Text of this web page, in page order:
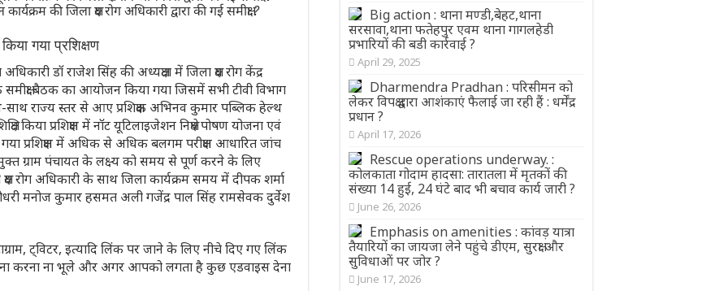
की जिला क्षय रोग अधिकारी द्वारा की गई समीक्षा ?
गया प्रशिक्षण
अधिकारी डॉ राजेश सिंह की अध्यक्षता में जिला क्षय रोग केंद्र
समीक्षा बैठक का आयोजन किया गया जिसमें सभी टीवी विभाग
साथ राज्य स्तर से आए प्रशिक्षक अभिनव कुमार पब्लिक हेल्थ
किया प्रशिक्षण में नॉट यूटिलाइजेशन निक्षेप पोषण योजना एवं
प्रशिक्षण में अधिक से अधिक बलगम परीक्षण आधारित जांच
मुक्त ग्राम पंचायत के लक्ष्य को समय से पूर्ण करने के लिए
क्षय रोग अधिकारी के साथ जिला कार्यक्रम समय में दीपक शर्मा
मनोज कुमार हसमत अली गजेंद्र पाल सिंह रामसेवक दुर्वेश
ट्विटर, इत्यादि लिंक पर जाने के लिए नीचे दिए गए लिंक
करना ना भूले और अगर आपको लगता है कुछ एडवाइस देना
Big action : थाना मण्डी,बेहट,थाना
सरसावा,थाना फतेहपुर एवम थाना गागलहेडी
प्रभारियों की बडी कार्रवाई ?
April 29, 2025
Dharmendra Pradhan : परिसीमन को
लेकर विपक्ष द्वारा आशंकाएं फैलाई जा रही हैं : धर्मेंद्र
प्रधान ?
April 17, 2026
Rescue operations underway. :
कोलकाता गोदाम हादसा: तारातला में मृतकों की
संख्या 14 हुई, 24 घंटे बाद भी बचाव कार्य जारी ?
June 26, 2026
Emphasis on amenities : कांवड़ यात्रा
तैयारियों का जायजा लेने पहुंचे डीएम, सुरक्षा और
सुविधाओं पर जोर ?
June 17, 2026